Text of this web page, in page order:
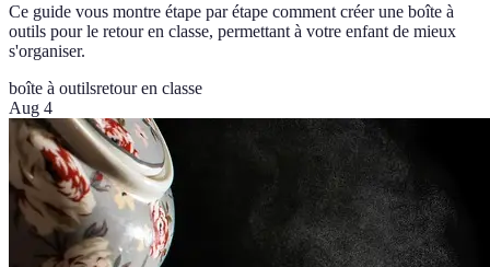
Ce guide vous montre étape par étape comment créer une boîte à
outils pour le retour en classe, permettant à votre enfant de mieux
s'organiser.
boîte à outilsretour en classe
Aug 4